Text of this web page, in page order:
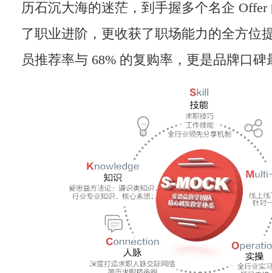
历石沉大海的迷茫，到手握多个名企
了职业进阶，更收获了职场能力的全方位
员推荐率与 68% 的复购率，更是品牌口